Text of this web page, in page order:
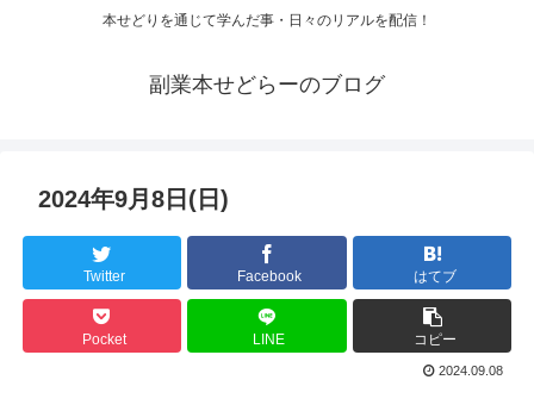
本せどりを通じて学んだ事・日々のリアルを配信！
副業本せどらーのブログ
2024年9月8日(日)
Twitter Facebook はてブ
Pocket LINE コピー
2024.09.08